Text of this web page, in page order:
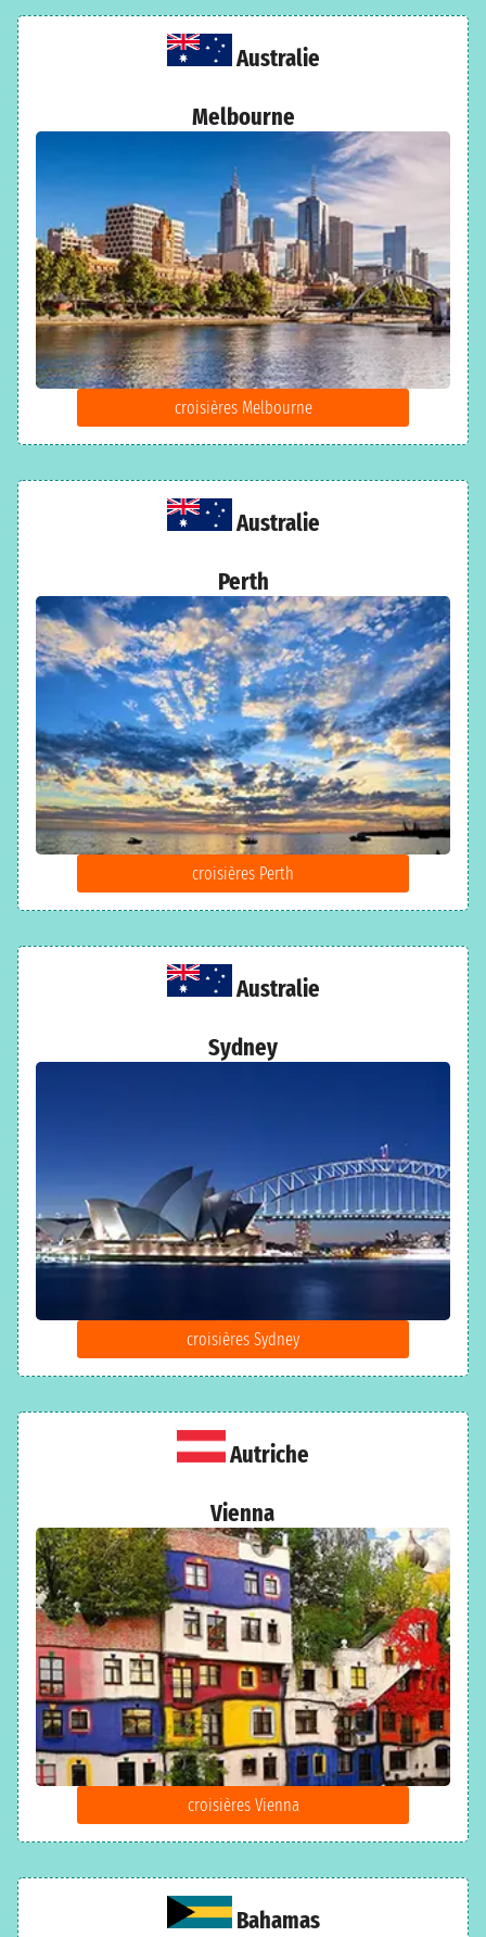
Australie
Melbourne
croisières Melbourne
Australie
Perth
croisières Perth
Australie
Sydney
croisières Sydney
Autriche
Vienna
croisières Vienna
Bahamas